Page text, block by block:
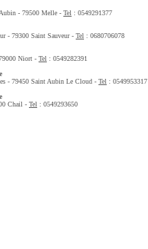
- 79500 Melle - Tel : 0549291377
- 79300 Saint Sauveur - Tel : 0680706078
Niort - Tel : 0549282391
- 79450 Saint Aubin Le Cloud - Tel : 0549953317
Chail - Tel : 0549293650